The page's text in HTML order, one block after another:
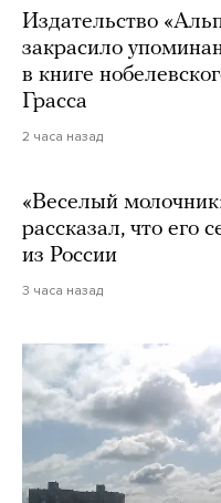
Издательство
закрасило
в книге
Грасса
2 часа назад
«Веселый
рассказал, что его
из России
3 часа назад